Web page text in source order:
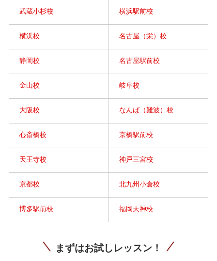
武蔵小杉校 横浜駅前校
横浜校 名古屋（栄）校
静岡校 名古屋駅前校
金山校 岐阜校
大阪校 なんば（難波）校
心斎橋校 京橋駅前校
天王寺校 神戸三宮校
京都校 北九州小倉校
博多駅前校 福岡天神校
まずはお試しレッスン！